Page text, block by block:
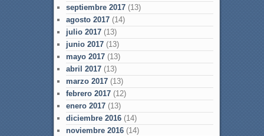
septiembre 2017(13)
agosto 2017(14)
julio 2017(13)
junio 2017(13)
mayo 2017(13)
abril 2017(13)
marzo 2017(13)
febrero 2017(12)
enero 2017(13)
diciembre 2016(14)
noviembre 2016(14)